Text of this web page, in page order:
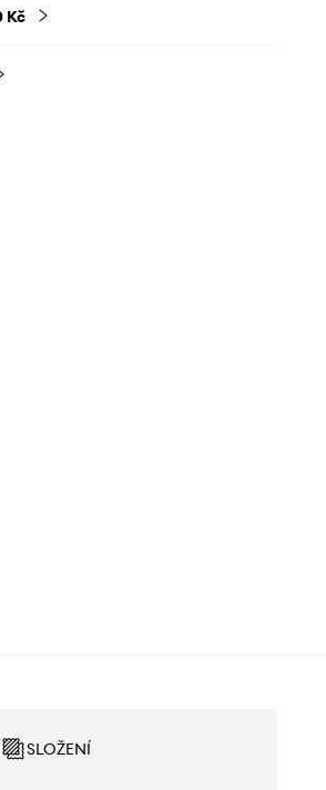
Kč
SLOŽENÍ